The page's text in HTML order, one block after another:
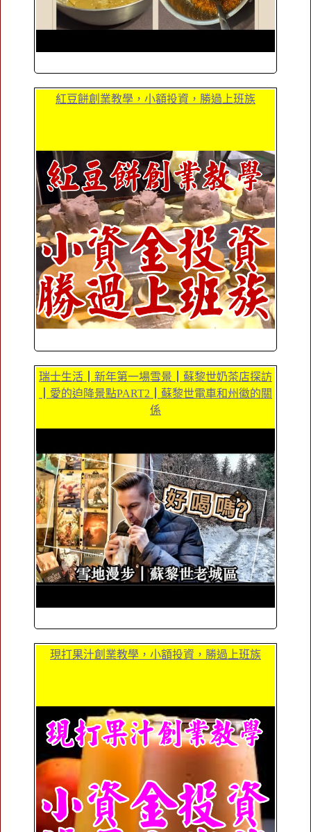
紅豆餅創業教學，小額投資，勝過上班族
瑞士生活┃新年第一場雪景┃蘇黎世奶茶店探訪
┃愛的迫降景點PART2┃蘇黎世電車和州徽的關
係
現打果汁創業教學，小額投資，勝過上班族